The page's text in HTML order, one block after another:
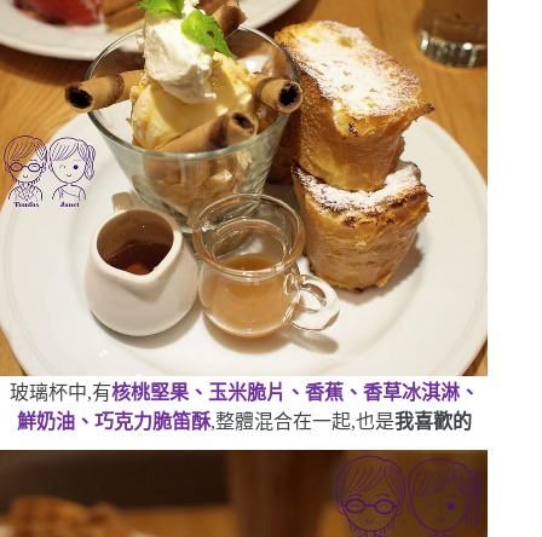
玻璃杯中,有核桃堅果、玉米脆片、香蕉、香草冰淇淋、
鮮奶油、巧克力脆笛酥,整體混合在一起,也是我喜歡的